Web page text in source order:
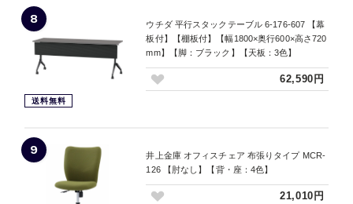
8
送料無料
ウチダ 平行スタックテーブル 6-176-607 【幕
板付】【棚板付】【幅1800×奥行600×高さ720
mm】【脚：ブラック】【天板：3色】
62,590円
9
井上金庫 オフィスチェア 布張りタイプ MCR-
126 【肘なし】【背・座：4色】
21,010円